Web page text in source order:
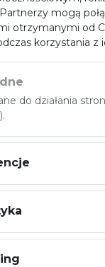
mogą
otrzymanymi od
korzystania z
do działania